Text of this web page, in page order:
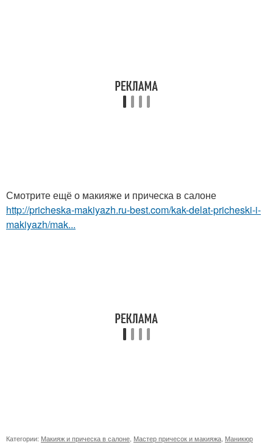
Смотрите ещё о макияже и прическа в салоне
http://pricheska-makiyazh.ru-best.com/kak-delat-pricheski-i-
makiyazh/mak...
Категории: Макияж и прическа в салоне Мастер причесок и макияжа Маникюр